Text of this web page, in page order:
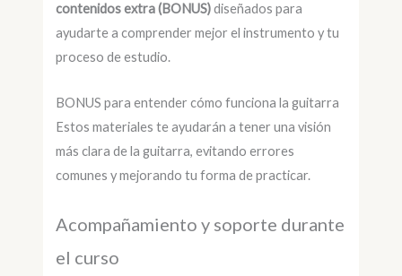
contenidos extra (BONUS)diseñados para
ayudarte a comprender mejor el instrumento y tu
proceso de estudio.
BONUS para entender cómo funciona la guitarra
Estos materiales te ayudarán a tener una visión
más clara de la guitarra, evitando errores
comunes y mejorando tu forma de practicar.
Acompañamiento y soporte durante
el curso